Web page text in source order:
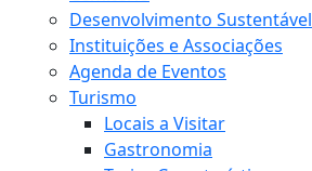
Desenvolvimento Sustentável
Instituições e Associações
Agenda de Eventos
Turismo
Locais a Visitar
Gastronomia